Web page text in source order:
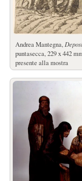
Andrea Mantegna,
puntasecca, 229 x 442
presente alla mostra